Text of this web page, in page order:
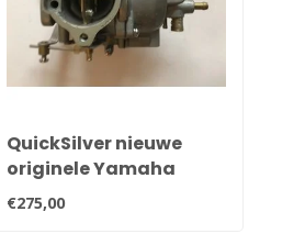
QuickSilver nieuwe
originele Yamaha
25pk, 28pk, 30pk
carburateur
€275,00